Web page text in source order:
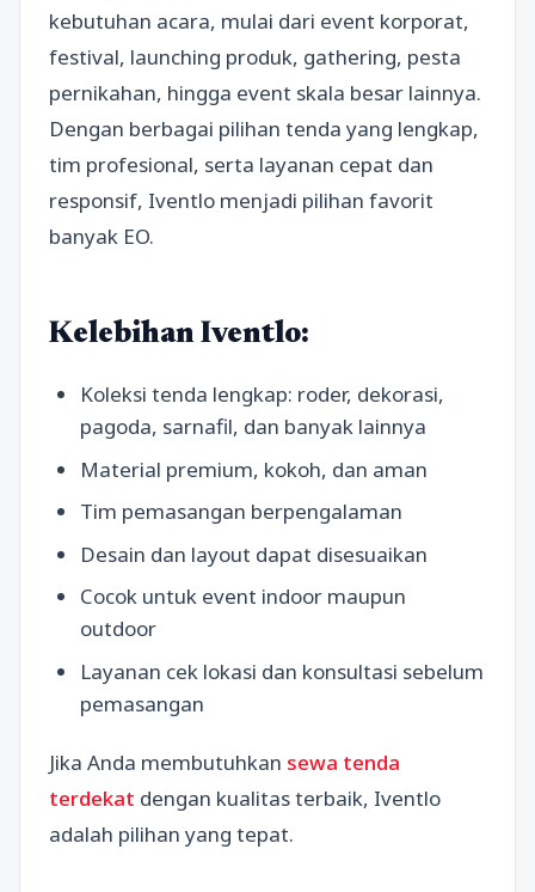
kebutuhan acara, mulai dari event korporat,
festival, launching produk, gathering, pesta
pernikahan, hingga event skala besar lainnya.
Dengan berbagai pilihan tenda yang lengkap,
tim profesional, serta layanan cepat dan
responsif, Iventlo menjadi pilihan favorit
banyak EO.
Kelebihan Iventlo:
Koleksi tenda lengkap: roder, dekorasi,
pagoda, sarnafil, dan banyak lainnya
Material premium, kokoh, dan aman
Tim pemasangan berpengalaman
Desain dan layout dapat disesuaikan
Cocok untuk event indoor maupun
outdoor
Layanan cek lokasi dan konsultasi sebelum
pemasangan
Jika Anda membutuhkan sewa tenda
terdekat dengan kualitas terbaik, Iventlo
adalah pilihan yang tepat.